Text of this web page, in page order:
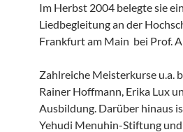
Im Herbst 2004 belegte sie
Liedbegleitung an der
Frankfurt am Main bei Prof.
Zahlreiche Meisterkurse u.a.
Rainer Hoffmann, Erika Lux
Ausbildung. Darüber hinaus
Yehudi Menuhin-Stiftung